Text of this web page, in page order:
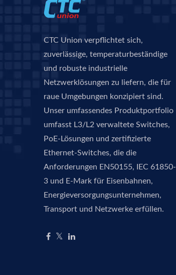
CTC Union verpflichtet sich,
zuverlässige, temperaturbeständige
und robuste industrielle
Netzwerklösungen zu liefern, die für
raue Umgebungen konzipiert sind.
Unser umfassendes Produktportfolio
umfasst L3/L2 verwaltete Switches,
PoE-Lösungen und zertifizierte
Ethernet-Switches, die die
Anforderungen EN50155, IEC 61850-
3 und E-Mark für Eisenbahnen,
Energieversorgungsunternehmen,
Transport und Netzwerke erfüllen.